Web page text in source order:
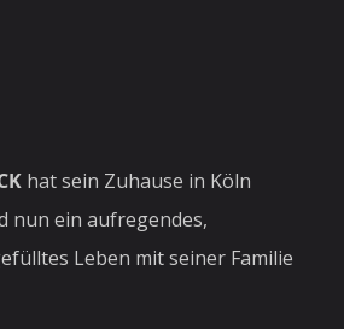
hat sein Zuhause in Köln
nun ein aufregendes,
Leben mit seiner Familie